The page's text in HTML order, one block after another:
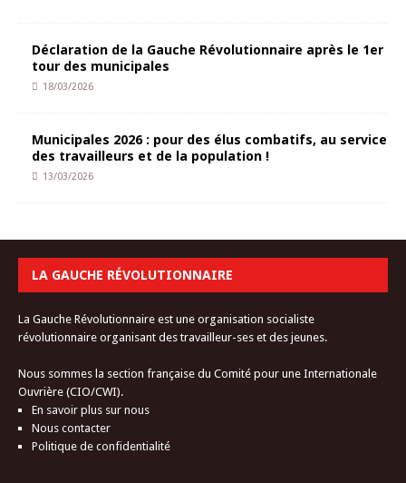
Déclaration de la Gauche Révolutionnaire après le 1er
tour des municipales
18/03/2026
Municipales 2026 : pour des élus combatifs, au service
des travailleurs et de la population !
13/03/2026
LA GAUCHE RÉVOLUTIONNAIRE
La Gauche Révolutionnaire est une organisation socialiste
révolutionnaire organisant des travailleur-ses et des jeunes.
Nous sommes la section française du Comité pour une Internationale
Ouvrière (CIO/CWI).
En savoir plus sur nous
Nous contacter
Politique de confidentialité